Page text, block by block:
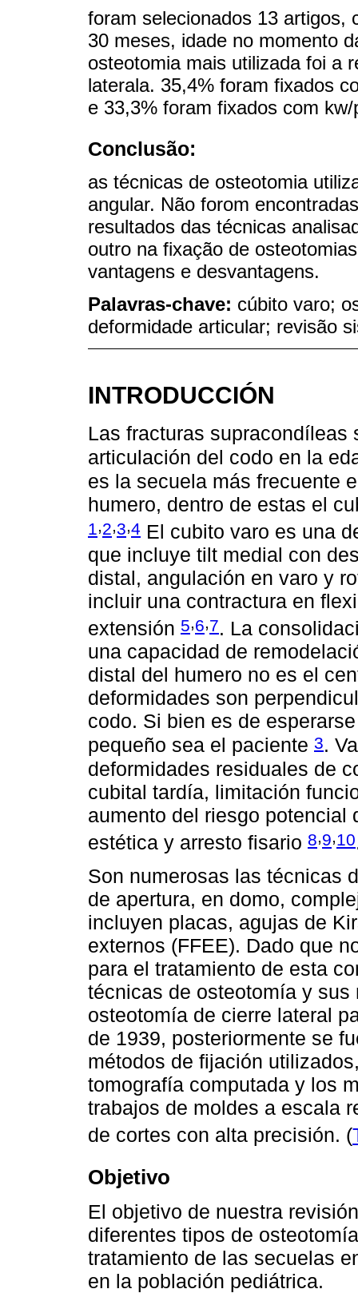
foram selecionados 13 artigos,
30 meses, idade no momento
osteotomia mais utilizada foi a
laterala. 35,4% foram fixados
e 33,3% foram fixados com kw/
Conclusão:
as técnicas de osteotomia
angular. Não forom
resultados das técnicas
outro na fixação de
vantagens e desvantagens.
Palavras-chave: cúbito varo;
deformidade articular; revisão
INTRODUCCIÓN
Las fracturas
articulación del codo en la
es la secuela más frecuente
humero, dentro de estas el
1 ,2,3,4 El cubito varo es una
que incluye tilt medial con
distal, angulación en varo y
incluir una contractura en
extensión 5,6,7. La
una capacidad de
distal del humero no es el
deformidades son
codo. Si bien es de
pequeño sea el paciente 3.
deformidades residuales de
cubital tardía, limitación
aumento del riesgo potencial
estética y arresto fisario 8,9,10
Son numerosas las técnicas
de apertura, en domo,
incluyen placas, agujas de
externos (FFEE). Dado que
para el tratamiento de esta
técnicas de osteotomía y
osteotomía de cierre lateral
de 1939, posteriormente se
métodos de fijación
tomografía computada y los
trabajos de moldes a escala
de cortes con alta precisión. (
Objetivo
El objetivo de nuestra
diferentes tipos de
tratamiento de las secuelas
en la población pediátrica.